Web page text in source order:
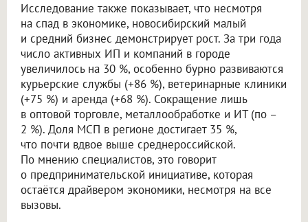
Исследование также показывает, что несмотря
на спад в экономике, новосибирский малый
и средний бизнес демонстрирует рост. За три года
число активных ИП и компаний в городе
увеличилось на 30 %, особенно бурно развиваются
курьерские службы (+86 %), ветеринарные клиники
(+75 %) и аренда (+68 %). Сокращение лишь
в оптовой торговле, металлообработке и ИТ (по –
2 %). Доля МСП в регионе достигает 35 %,
что почти вдвое выше среднероссийской.
По мнению специалистов, это говорит
о предпринимательской инициативе, которая
остаётся драйвером экономики, несмотря на все
вызовы.